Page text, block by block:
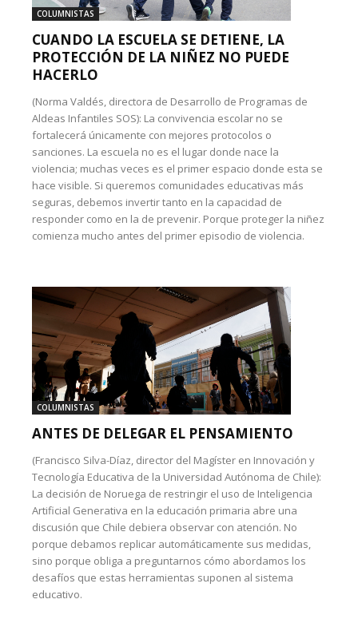
COLUMNISTAS
CUANDO LA ESCUELA SE DETIENE, LA
PROTECCIÓN DE LA NIÑEZ NO PUEDE
HACERLO
(Norma Valdés, directora de Desarrollo de Programas de
Aldeas Infantiles SOS): La convivencia escolar no se
fortalecerá únicamente con mejores protocolos o
sanciones. La escuela no es el lugar donde nace la
violencia; muchas veces es el primer espacio donde esta se
hace visible. Si queremos comunidades educativas más
seguras, debemos invertir tanto en la capacidad de
responder como en la de prevenir. Porque proteger la niñez
comienza mucho antes del primer episodio de violencia.
COLUMNISTAS
ANTES DE DELEGAR EL PENSAMIENTO
(Francisco Silva-Díaz, director del Magíster en Innovación y
Tecnología Educativa de la Universidad Autónoma de Chile):
La decisión de Noruega de restringir el uso de Inteligencia
Artificial Generativa en la educación primaria abre una
discusión que Chile debiera observar con atención. No
porque debamos replicar automáticamente sus medidas,
sino porque obliga a preguntarnos cómo abordamos los
desafíos que estas herramientas suponen al sistema
educativo.